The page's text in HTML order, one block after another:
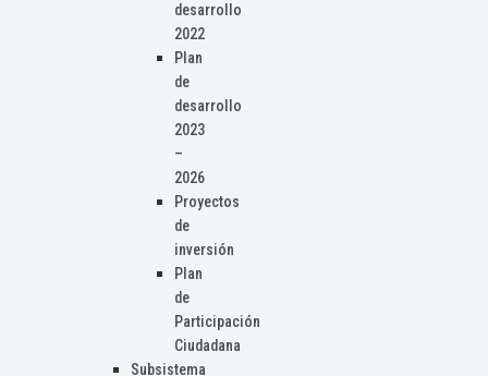
desarrollo
2022
Plan
de
desarrollo
2023
–
2026
Proyectos
de
inversión
Plan
de
Participación
Ciudadana
Subsistema